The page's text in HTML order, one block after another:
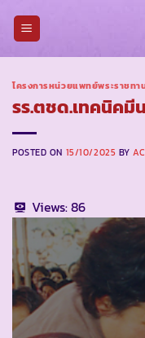
โครงการหน่วยแพทย์พระราชทา
รร.ตชด.เทคนิคมี
POSTED ON 15/10/2025 BY
Views:86